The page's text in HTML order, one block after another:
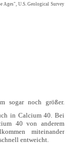
Ages", U.S. Geological Survey
sogar noch größer.
in Calcium 40. Bei
40 von anderem
miteinander
entweicht.